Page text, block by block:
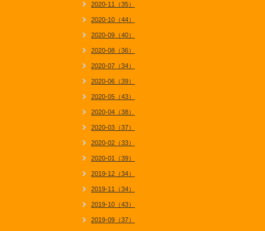
2020-11（35）
2020-10（44）
2020-09（40）
2020-08（36）
2020-07（34）
2020-06（39）
2020-05（43）
2020-04（38）
2020-03（37）
2020-02（33）
2020-01（39）
2019-12（34）
2019-11（34）
2019-10（43）
2019-09（37）